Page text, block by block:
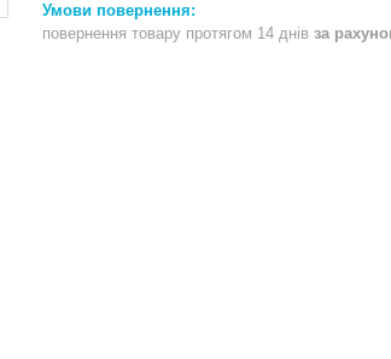
повернення товару протягом 14 днів за